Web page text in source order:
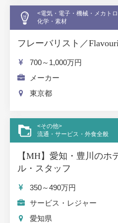
<電気・電子・機械・メカト
化学・素材
フレーバリスト／
700～1,000万円
メーカー
東京都
<その他>
流通・サービス・外食全般
【MH】愛知・豊川のホ
ル・スタッフ
350～490万円
サービス・レジャー
愛知県